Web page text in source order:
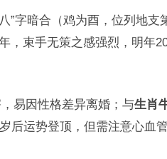
八”字暗合（鸡为酉，位列地
，束手无策之感强烈，明年
易因性格差异离婚；与生肖
后运势登顶，但需注意心血